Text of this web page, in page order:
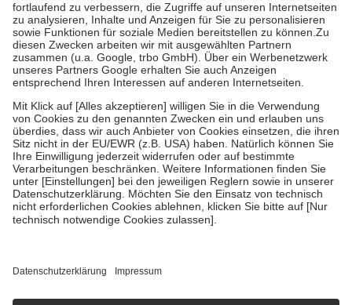
Diese Regeln gelten grundsätzlich auch für Online-Apotheken.
Bei Heilmitteln und häuslicher Krankenpflege beträgt die
Zuzahlung zehn Prozent der Kosten sowie zehn Euro je
Verordnung.
Um das Engagement der Versicherten für ihre eigene Gesundheit zu
stärken und die besondere Stellung der Familie zu unterstützen,
fallenkeine Zuzahlungenan bei:
• Kindern und Jugendlichen bis zum vollendeten 18. Lebensjahr
mit Ausnahme der Fahrkosten
• Untersuchungen zur Vorsorge und Früherkennung, die von der
GKV getragen werden
• empfohlenen Schutzimpfungen
• Harn- und Blutteststreifen
getroffen, um sicherzustellen, dass es sich um echte Bewertungen
https://help.etrusted.com/hc/de/articles/4419944605341